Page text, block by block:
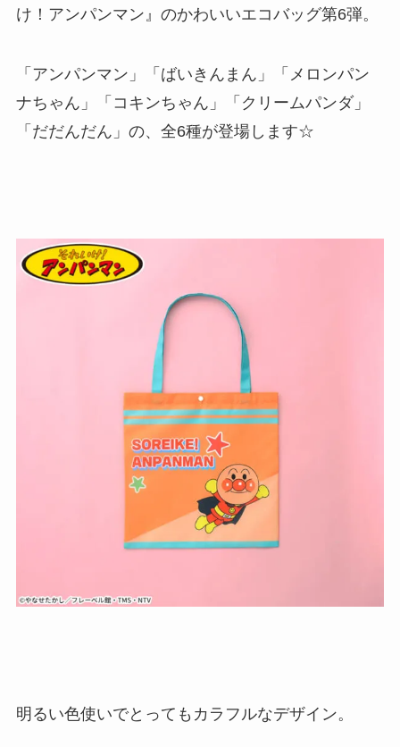
け！アンパンマン』のかわいいエコバッグ第6弾。
「アンパンマン」「ばいきんまん」「メロンパン
ナちゃん」「コキンちゃん」「クリームパンダ」
「だだんだん」の、全6種が登場します☆
明るい色使いでとってもカラフルなデザイン。